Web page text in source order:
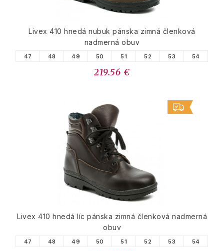
Livex 410 hnedá nubuk pánska zimná členková
nadmerná obuv
47 48 49 50 51 52 53 54
219.56 €
Livex 410 hnedá líc pánska zimná členková nadmerná
obuv
47 48 49 50 51 52 53 54